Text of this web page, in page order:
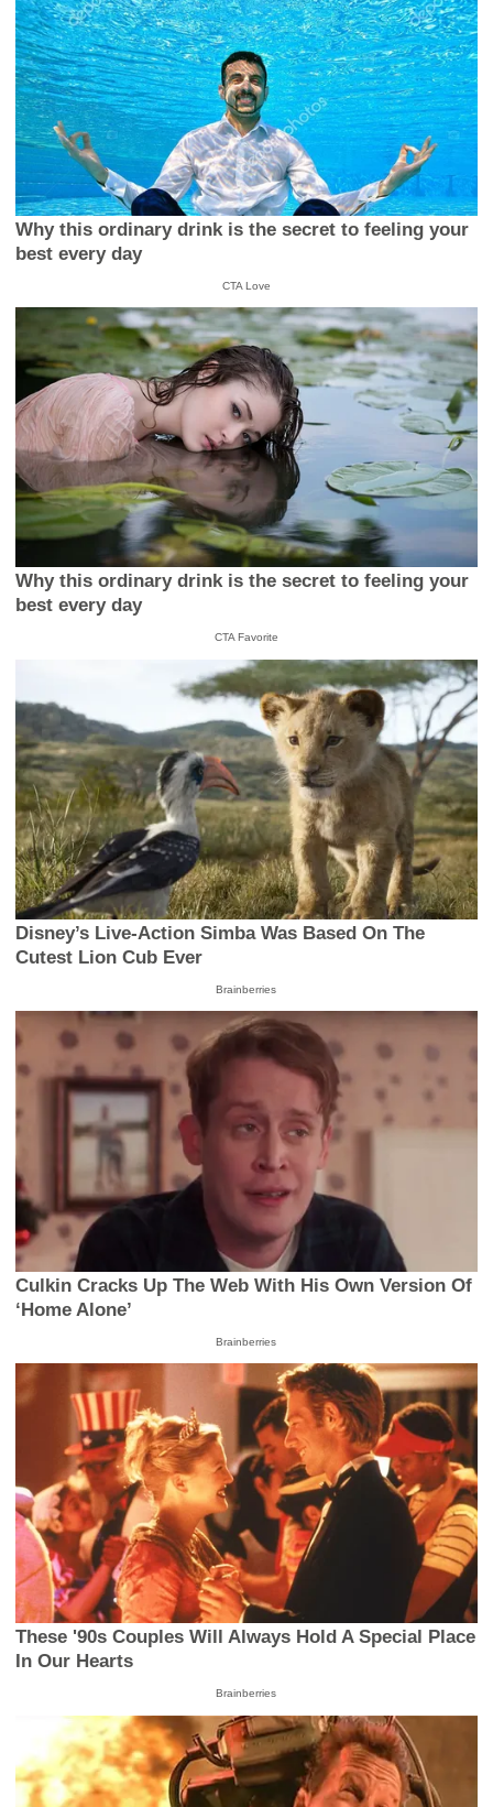
Why this ordinary drink is the secret to feeling your
best every day
CTA Love
Why this ordinary drink is the secret to feeling your
best every day
CTA Favorite
Disney’s Live-Action Simba Was Based On The
Cutest Lion Cub Ever
Brainberries
Culkin Cracks Up The Web With His Own Version Of
‘Home Alone’
Brainberries
These '90s Couples Will Always Hold A Special Place
In Our Hearts
Brainberries